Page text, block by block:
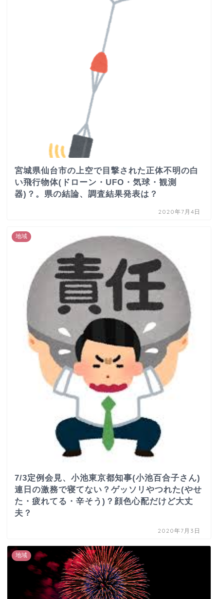
宮城県仙台市の上空で目撃された正体不明の白
い飛行物体(ドローン・UFO・気球・観測
器)？。県の結論、調査結果発表は？
2020年7月4日
地域
7/3定例会見、小池東京都知事(小池百合子さん)
連日の激務で寝てない？ゲッソリやつれた(やせ
た・疲れてる・辛そう)？顔色心配だけど大丈
夫？
2020年7月3日
地域